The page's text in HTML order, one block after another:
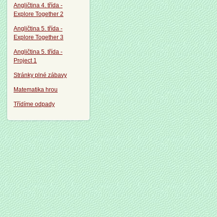
Angličtina 4. třída -
Explore Together 2
Angličtina 5. třída -
Explore Together 3
Angličtina 5. třída -
Project 1
Stránky plné zábavy
Matematika hrou
Třídíme odpady